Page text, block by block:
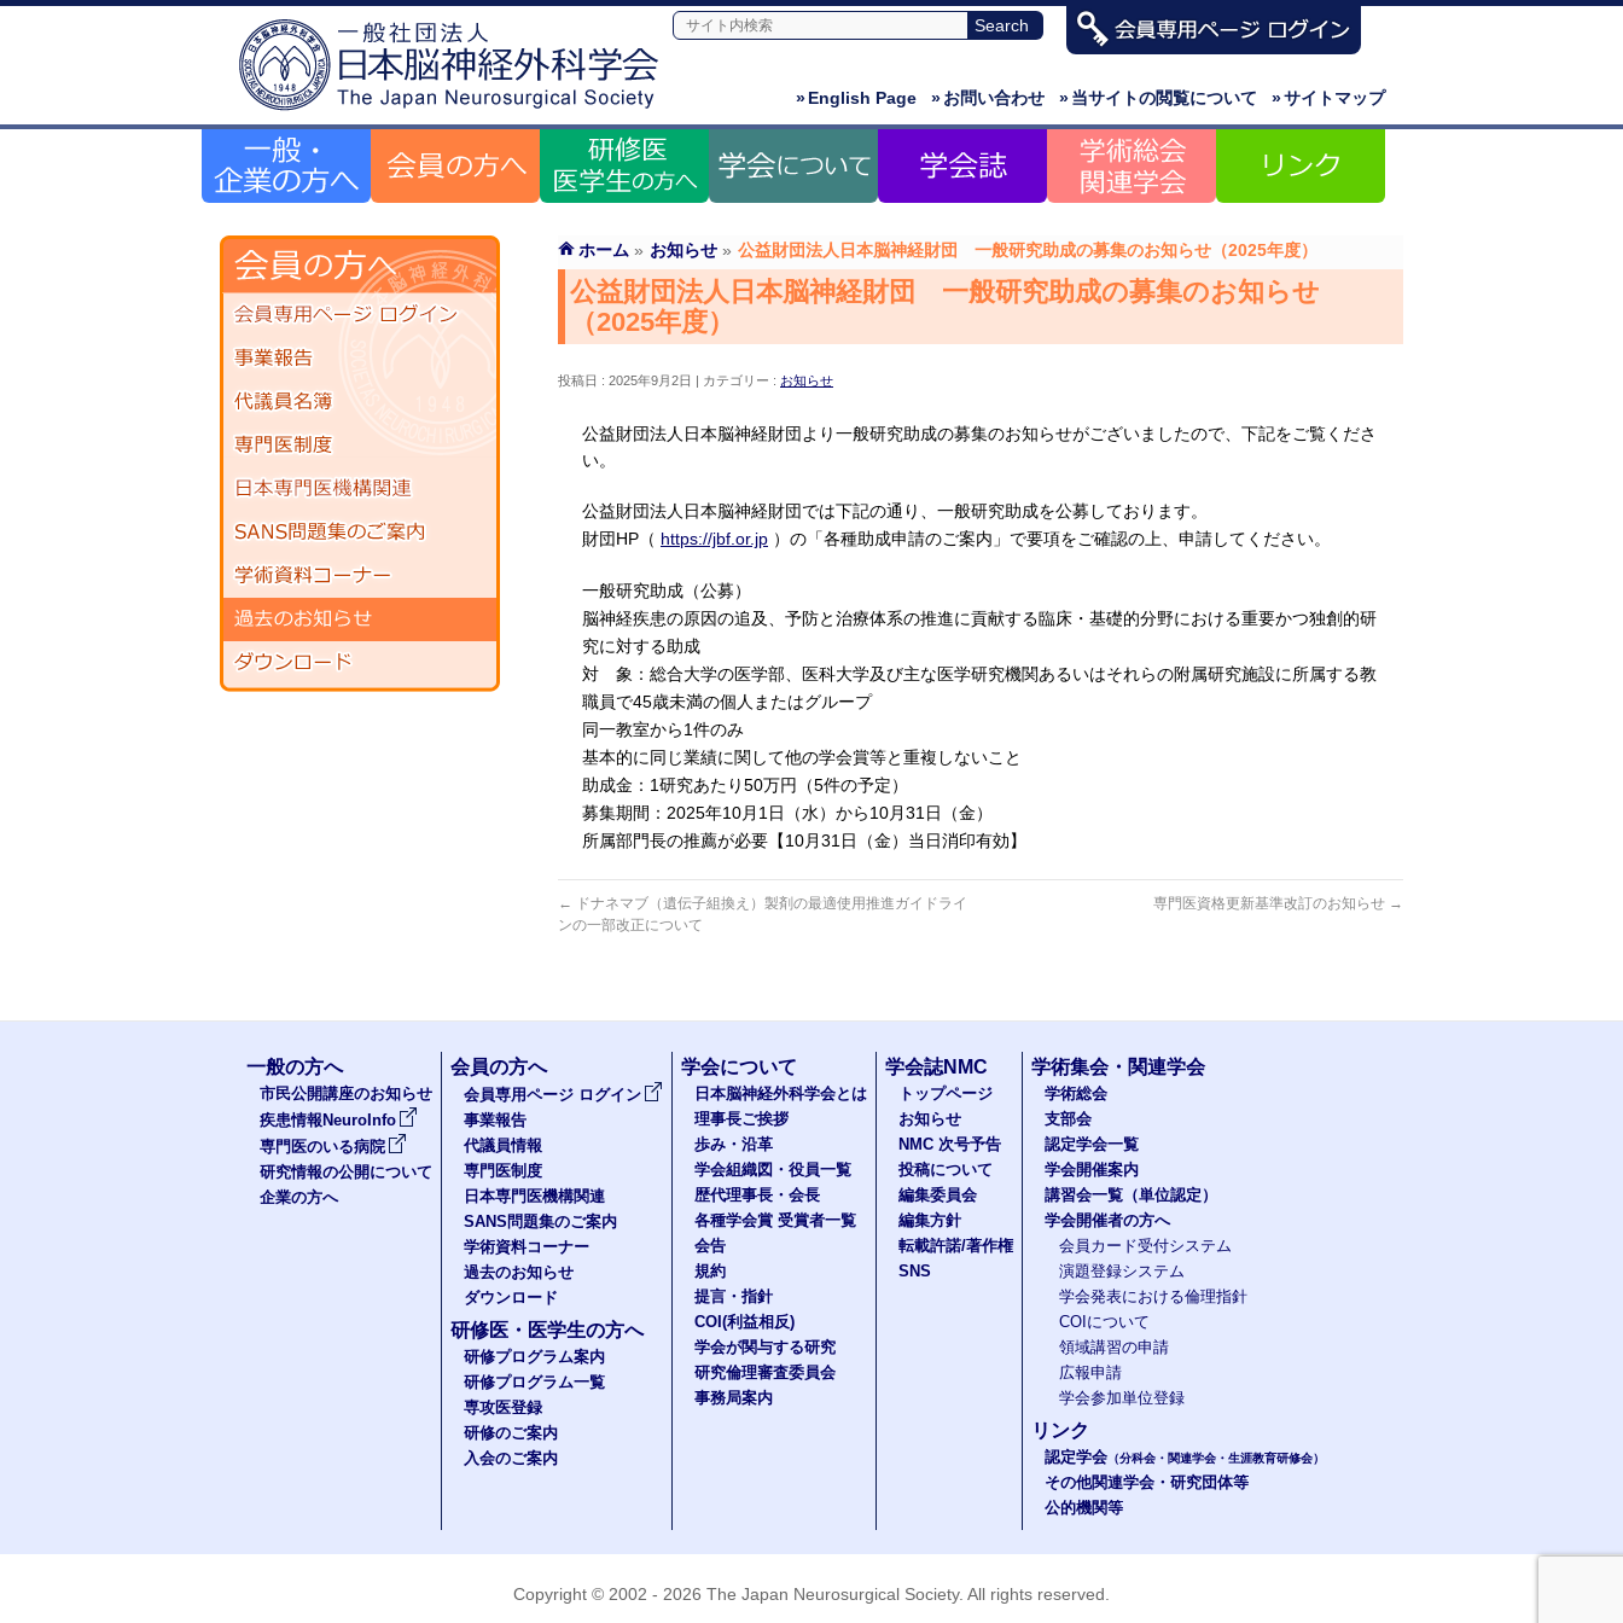
»サイトマップ
»当サイトの閲覧について
»お問い合わせ
»English Page
ホーム » お知らせ » 公益財団法人日本脳神経財団 一般研究助成の募集のお知らせ（2025年度）
公益財団法人日本脳神経財団 一般研究助成の募集のお知らせ
（2025年度）
投稿日 : 2025年9月2日 カテゴリー : お知らせ
公益財団法人日本脳神経財団より一般研究助成の募集のお知らせがございましたので、下記をご覧くださ
い。
公益財団法人日本脳神経財団では下記の通り、一般研究助成を公募しております。
財団HP（ https://jbf.or.jp ）の「各種助成申請のご案内」で要項をご確認の上、申請してください。
一般研究助成（公募）
脳神経疾患の原因の追及、予防と治療体系の推進に貢献する臨床・基礎的分野における重要かつ独創的研
究に対する助成
対 象：総合大学の医学部、医科大学及び主な医学研究機関あるいはそれらの附属研究施設に所属する教
職員で45歳未満の個人またはグループ
同一教室から1件のみ
基本的に同じ業績に関して他の学会賞等と重複しないこと
助成金：1研究あたり50万円（5件の予定）
募集期間：2025年10月1日（水）から10月31日（金）
所属部門長の推薦が必要【10月31日（金）当日消印有効】
←
ドナネマブ（遺伝子組換え）製剤の最適使用推進ガイドライ
ンの一部改正について
専門医資格更新基準改訂のお知らせ →
一般の方へ
市民公開講座のお知らせ
疾患情報NeuroInfo
専門医のいる病院
研究情報の公開について
企業の方へ
会員の方へ
会員専用ページ ログイン
事業報告
代議員情報
専門医制度
日本専門医機構関連
SANS問題集のご案内
学術資料コーナー
過去のお知らせ
ダウンロード
研修医・医学生の方へ
研修プログラム案内
研修プログラム一覧
専攻医登録
研修のご案内
入会のご案内
学会について
日本脳神経外科学会とは
理事長ご挨拶
歩み・沿革
学会組織図・役員一覧
歴代理事長・会長
各種学会賞 受賞者一覧
会告
規約
提言・指針
COI(利益相反)
学会が関与する研究
研究倫理審査委員会
事務局案内
学会誌NMC
トップページ
お知らせ
NMC 次号予告
投稿について
編集委員会
編集方針
転載許諾/著作権
SNS
学術集会・関連学会
学術総会
支部会
認定学会一覧
学会開催案内
講習会一覧（単位認定）
学会開催者の方へ
会員カード受付システム
演題登録システム
学会発表における倫理指針
COIについて
領域講習の申請
広報申請
学会参加単位登録
リンク
認定学会 （分科会・関連学会・生涯教育研修会）
その他関連学会・研究団体等
公的機関等
Copyright © 2002 - 2026 The Japan Neurosurgical Society. All rights reserved.